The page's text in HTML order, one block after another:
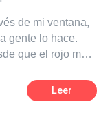
de su
de mi ventana,
gente lo hace.
mejillas.Leer